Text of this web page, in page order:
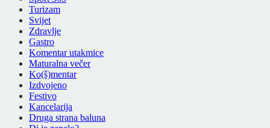
Turizam
Svijet
Zdravlje
Gastro
Komentar utakmice
Maturalna večer
Ko(š)mentar
Izdvojeno
Festivo
Kancelarija
Druga strana baluna